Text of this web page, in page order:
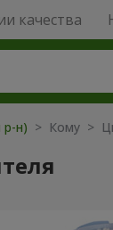
качества
р-н) > Кому >